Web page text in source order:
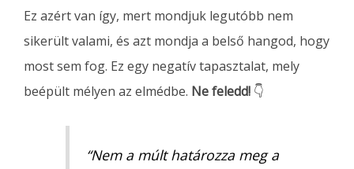
Ez azért van így, mert mondjuk legutóbb nem
sikerült valami, és azt mondja a belső hangod, hogy
most sem fog. Ez egy negatív tapasztalat, mely
beépült mélyen az elmédbe. Ne feledd! 👇
“Nem a múlt határozza meg a